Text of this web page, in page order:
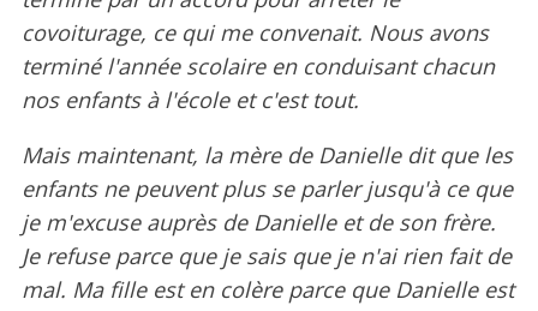
covoiturage, ce qui me convenait. Nous avons
terminé l'année scolaire en conduisant chacun
nos enfants à l'école et c'est tout.
Mais maintenant, la mère de Danielle dit que les
enfants ne peuvent plus se parler jusqu'à ce que
je m'excuse auprès de Danielle et de son frère.
Je refuse parce que je sais que je n'ai rien fait de
mal. Ma fille est en colère parce que Danielle est